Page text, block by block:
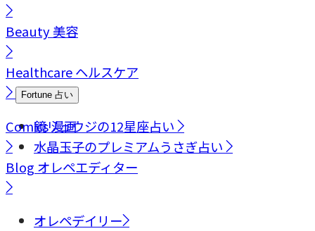
Beauty美容
Healthcareヘルスケア
Fortune 占い
鏡リュウジの12星座占い
水晶玉子のプレミアムうさぎ占い
Comics漫画
Blog オレペエディター
オレペデイリー